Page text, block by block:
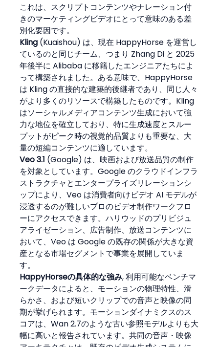
これは、スクリプトコンテンツやナレーション付
きのマーケティングビデオにとって意味のある差
別化要因です。
Kling (Kuaishou) は、現在 HappyHorse を運営し
ているのと同じチーム、つまり Zhang Di と 2025
年後半に Alibaba に移籍したエンジニアたちによ
って構築されました。ある意味で、HappyHorse
は Kling の直接的な建築的後継者であり、同じ人々
がより多くのリソースで構築したものです。Kling
はソーシャルメディアコンテンツ生成において強
力な地位を確立しており、特に生成速度とスルー
プットがピーク時の視覚的品質よりも重要な、大
量の短編コンテンツに適しています。
Veo 3.1 (Google) は、映画および放送品質の制作
を対象としています。Google のクラウドインフラ
ストラクチャとエンタープライズリレーションシ
ップにより、Veo は消費者向けビデオ AI モデルが
浸透するのが難しいプロのビデオ制作ワークフロ
ーにアクセスできます。ハリウッドのプリビジュ
アライゼーション、広告制作、放送コンテンツに
おいて、Veo は Google の既存の関係が大きな資
産となる市場セグメントで事業を展開していま
す。
HappyHorseの具体的な強み, 利用可能なベンチマ
ークデータによると、モーションの物理特性、滑
らかさ、および短いクリップでの音声と映像の同
期が挙げられます。モーションダイナミクスのス
コアは、Wan 2.7のような古い参照モデルよりも大
幅に高いと報告されています。共同の音声・映像